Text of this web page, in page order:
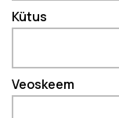
Kütus
Veoskeem